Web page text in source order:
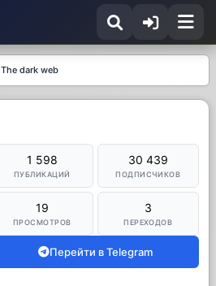
The dark web
1 598
ПУБЛИКАЦИЙ
30 439
ПОДПИСЧИКОВ
19
ПРОСМОТРОВ
3
ПЕРЕХОДОВ
Перейти в Telegram